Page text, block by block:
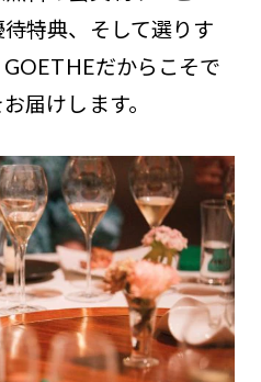
特典、そして選りす
だからこそで
届けします。